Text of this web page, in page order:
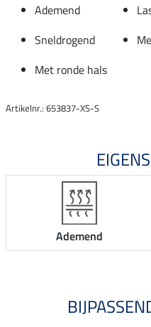
Ademend
Sneldrogend
Met ronde hals
Artikelnr.: 653837-XS-S
Ademend